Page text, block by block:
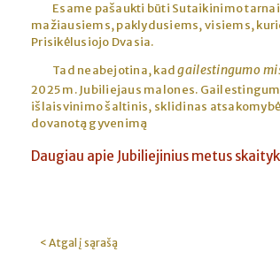
Esame pašaukti būti Sutaikinimo
mažiausiems, paklydusiems, visiems,
Prisikėlusiojo Dvasia.
Tad neabejotina, kadgailestingumo
2025 m. Jubiliejaus malones.
išlaisvinimo šaltinis, sklidinas
dovanotą gyvenimą
Daugiau apie Jubiliejinius metus
< Atgal į sąrašą